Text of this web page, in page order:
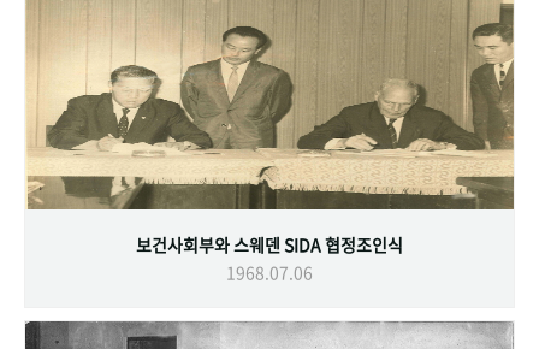
보건사회부와 스웨덴 SIDA 협정조인식
1968.07.06